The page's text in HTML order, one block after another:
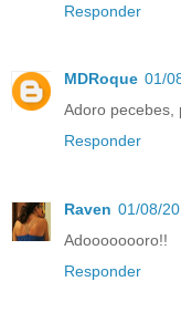
Responder
MDRoque 01/
Adoro pecebes,
Responder
Raven 01/08/
Adoooooooro!!
Responder